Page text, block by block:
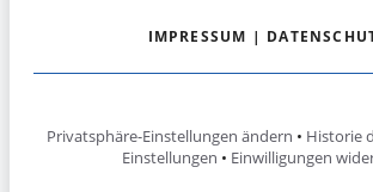
IMPRESSUM |
Privatsphäre-Einstellungen ändern • Historie
Einstellungen • Einwilligungen